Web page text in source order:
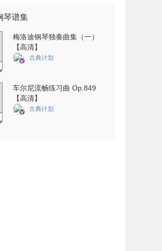
琴谱集
梅洛迪钢琴独奏曲集（一）
【高清】
古典计划
车尔尼流畅练习曲 Op.849
【高清】
古典计划